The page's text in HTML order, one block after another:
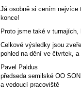
Já osobně si cením nejvíce
konce!
Proto jsme také v turnajích,
Celkové výsledky jsou
pohled na dění ve čtvrtek,
Pavel Paldus
předseda semilské OO
a vedoucí pracoviště